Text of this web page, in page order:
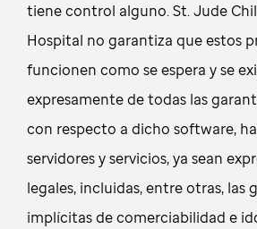
tiene control alguno. St. Jude
Hospital no garantiza que estos
funcionen como se espera y se
expresamente de todas las
con respecto a dicho software,
servidores y servicios, ya sean
legales, incluidas, entre otras, las
implícitas de comerciabilidad e